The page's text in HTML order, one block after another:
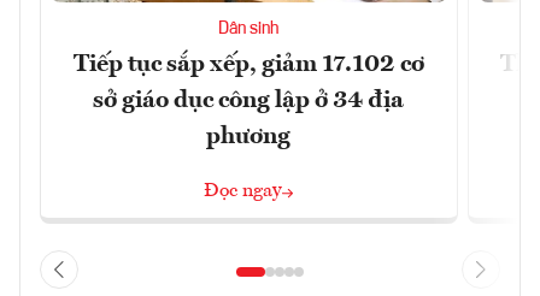
Dân sinh
Tiếp tục sắp xếp, giảm 17.102 cơ
sở giáo dục công lập ở 34 địa
phương
Đọc ngay
Thị